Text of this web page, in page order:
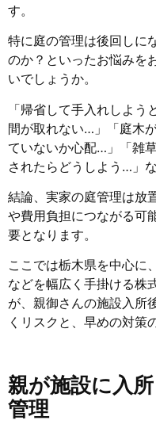
す。
特に庭の管理は後回しに
のか？といったお悩みを
いでしょうか。
「帰省して手入れしよ
間が取れない…」「庭木
ていないか心配…」「雑
されたらどうしよう…」な
結論、実家の庭管理は放
や費用負担につながる可
要となります。
ここでは栃木県を中心に
などを幅広く手掛ける株
が、親御さんの施設入所
くリスクと、早めの対策
親が施設に入
管理